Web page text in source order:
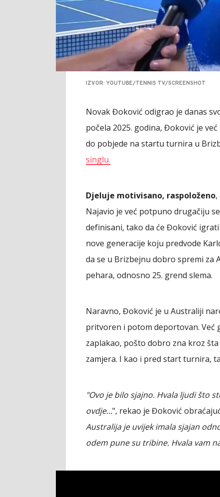
IZVOR: YOUTUBE/TENNIS TV/SCREENSHOT
Novak Đoković odigrao je danas
počela 2025. godina, Đoković je
do pobjede na startu turnira u
singlu.
Djeluje motivisano, raspoloženo
Najavio je već potpuno drugačiju
definisani, tako da će Đoković
nove generacije koju predvode
da se u Brizbejnu dobro spremi za
pehara, odnosno 25. grend slema.
Naravno, Đoković je u Australiji
pritvoren i potom deportovan. Već
zaplakao, pošto dobro zna kroz
zamjera. I kao i pred start turnira,
"Ovo je bilo sjajno. Hvala ljudi što
ovdje...", rekao je Đoković
Australija je uvijek imala sjajan
odem pune su tribine. Hvala vam